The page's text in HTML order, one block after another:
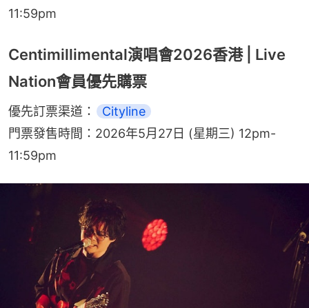
11:59pm
Centimillimental演唱會2026香港 | Live
Nation會員優先購票
優先訂票渠道：
Cityline
門票發售時間：2026年5月27日 (星期三) 12pm-
11:59pm